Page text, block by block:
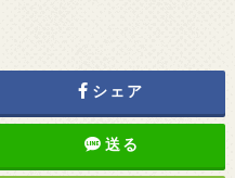
シェア
送る